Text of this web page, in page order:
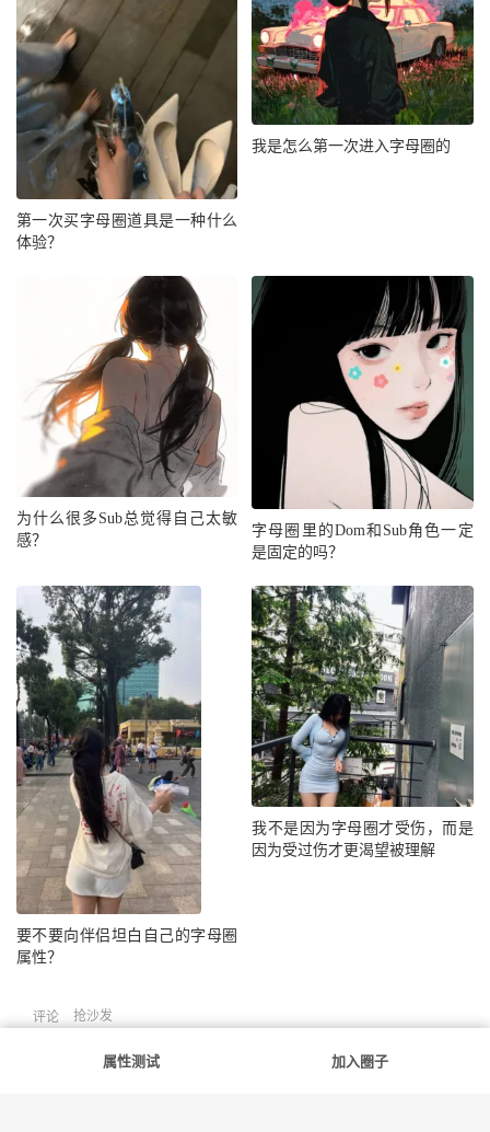
第一次买字母圈道具是一种什么
体验？
我是怎么第一次进入字母圈的
为什么很多Sub总觉得自己太敏
感？
字母圈里的Dom和Sub角色一定
是固定的吗？
要不要向伴侣坦白自己的字母圈
属性？
我不是因为字母圈才受伤，而是
因为受过伤才更渴望被理解
评论 抢沙发
属性测试 加入圈子